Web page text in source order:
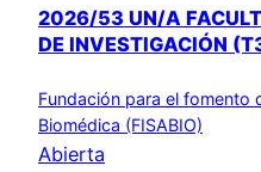
2026/53 UN/A
DE INVESTIGACIÓN
Fundación para el fomento
Biomédica (FISABIO)
Abierta